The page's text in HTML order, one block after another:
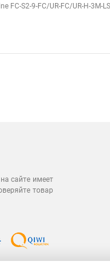
FC-S2-9-FC/UR-FC/UR-H-
сайте имеет
товар